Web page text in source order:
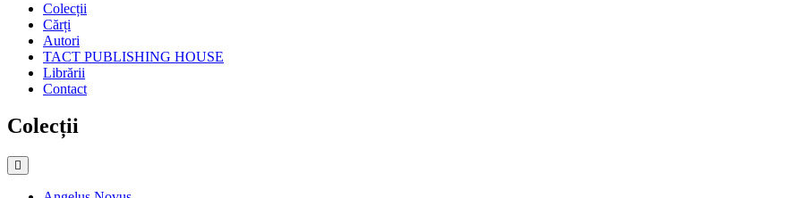
Colecții
Cărți
Autori
TACT PUBLISHING HOUSE
Librării
Contact
Colecții